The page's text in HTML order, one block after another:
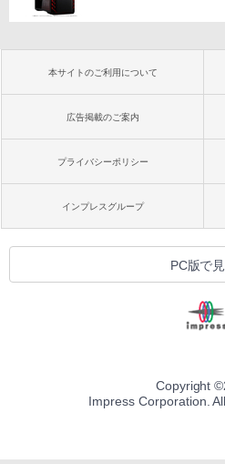
本サイトのご利用について
広告掲載のご案内
プライバシーポリシー
インプレスグループ
PC版で
Copyright ©
Impress Corporation.